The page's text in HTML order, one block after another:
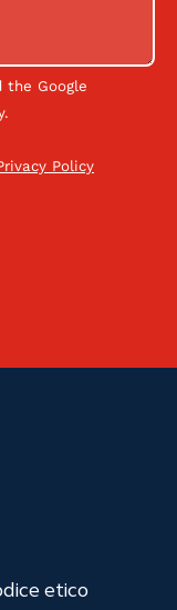
the Google
Policy
etico